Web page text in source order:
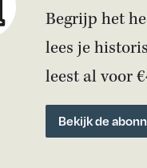
Begrijp het
lees je
leest al voor
Bekijk de